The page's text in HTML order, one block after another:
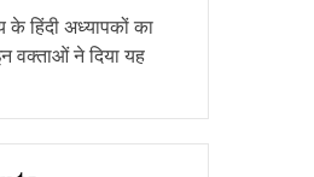
हिंदी अध्यापकों का
वक्ताओं ने दिया यह